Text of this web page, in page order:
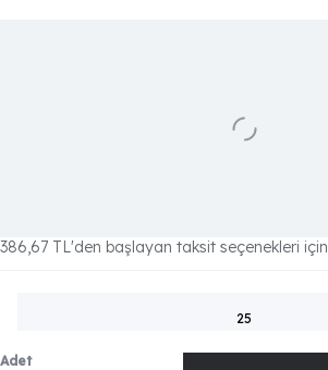
386,67 TL'den başlayan taksit seçenekleri için
25
Adet